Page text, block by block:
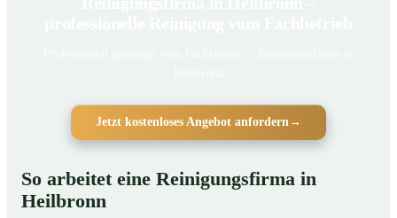
Jetzt kostenloses Angebot anfordern →
So arbeitet eine Reinigungsfirma in
Heilbronn